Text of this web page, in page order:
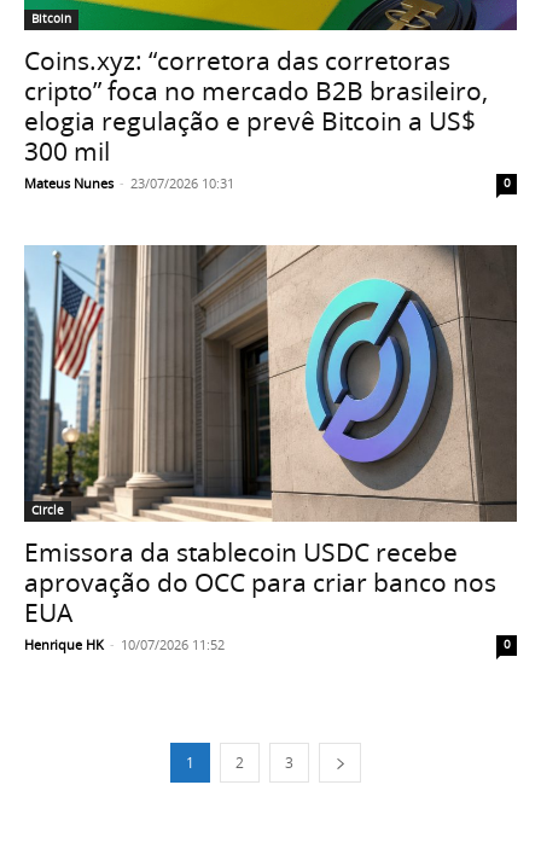
Bitcoin
Coins.xyz: “corretora das corretoras
cripto” foca no mercado B2B brasileiro,
elogia regulação e prevê Bitcoin a US$
300 mil
Mateus Nunes - 23/07/2026 10:31 0
Circle
Emissora da stablecoin USDC recebe
aprovação do OCC para criar banco nos
EUA
Henrique HK - 10/07/2026 11:52 0
1 2 3